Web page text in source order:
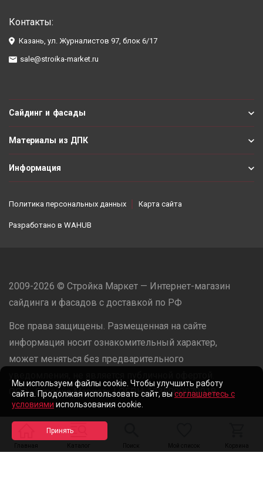
Главная Каталог Поиск Мой список Корзина
Контакты:
Казань, ул. Журналистов 97, блок 6/17
sale@stroika-market.ru
Сайдинг и фасады
Материалы из ДПК
Информация
Политика персональных данных Карта сайта
Разработано в WAHUB
2009-2026 © Стройка Маркет — Интернет-магазин
сайдинга и фасадов с доставкой по РФ
Все права защищены. Размещенная на сайте
информация носит ознакомительный характер,
может меняться без предварительного
ООО «Стройка Маркет» | ОГРН: 1235000079918
Разработано в
Мы используем файлы cookie. Чтобы улучшить работу
сайта. Продолжая использовать сайт, вы соглашаетесь с
условиями использования cookie.